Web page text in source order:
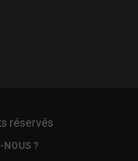
réservés
NOUS ?